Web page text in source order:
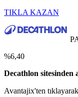
TIKLA KAZAN
%6,40
Decathlon sitesinden
Avantajix'ten